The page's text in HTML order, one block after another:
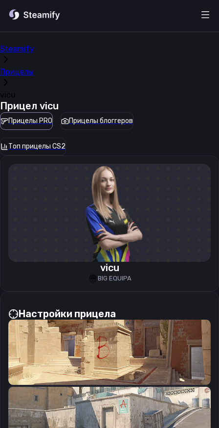
Steamify
Прицелы
vicu
Прицел vicu
Прицелы PRO Прицелы блоггеров
Топ прицелы CS2
vicu
BIG EQUIPA
Настройки прицела
CSGO-TowHf-CV5Hh-WJUKN-T926q-Hj9aC